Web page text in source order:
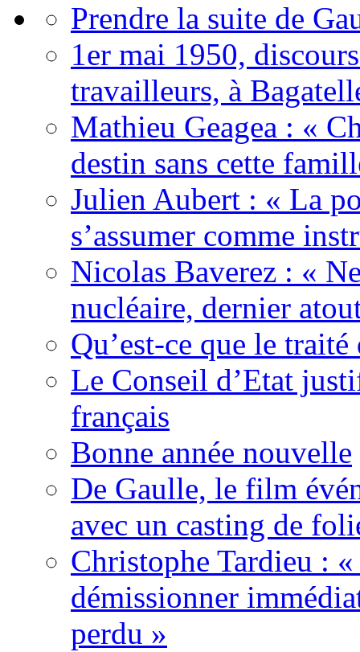
Prendre la suite de
1er mai 1950,
travailleurs, à
Mathieu Geagea : «
destin sans cette
Julien Aubert : « La
s’assumer comme
Nicolas Baverez : «
nucléaire, dernier
Qu’est-ce que le traité
Le Conseil d’Etat
français
Bonne année nouvelle
De Gaulle, le film
avec un casting de
Christophe Tardieu : «
démissionner
perdu »